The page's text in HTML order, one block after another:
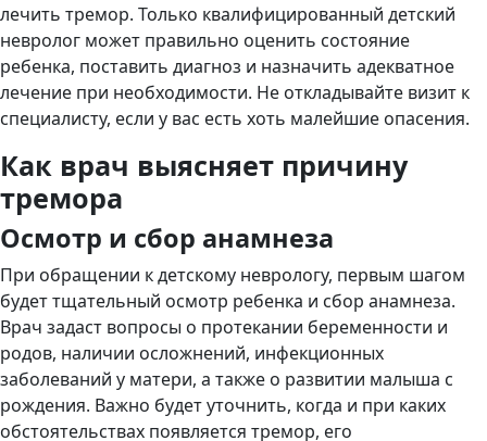
лечить тремор. Только квалифицированный детский
невролог может правильно оценить состояние
ребенка, поставить диагноз и назначить адекватное
лечение при необходимости. Не откладывайте визит к
специалисту, если у вас есть хоть малейшие опасения.
Как врач выясняет причину
тремора
Осмотр и сбор анамнеза
При обращении к детскому неврологу, первым шагом
будет тщательный осмотр ребенка и сбор анамнеза.
Врач задаст вопросы о протекании беременности и
родов, наличии осложнений, инфекционных
заболеваний у матери, а также о развитии малыша с
рождения. Важно будет уточнить, когда и при каких
обстоятельствах появляется тремор, его